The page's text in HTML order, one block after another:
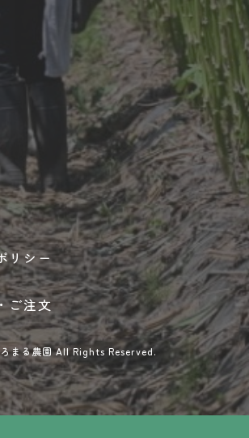
リシー
ご注文
まる農園 All Rights Reserved.